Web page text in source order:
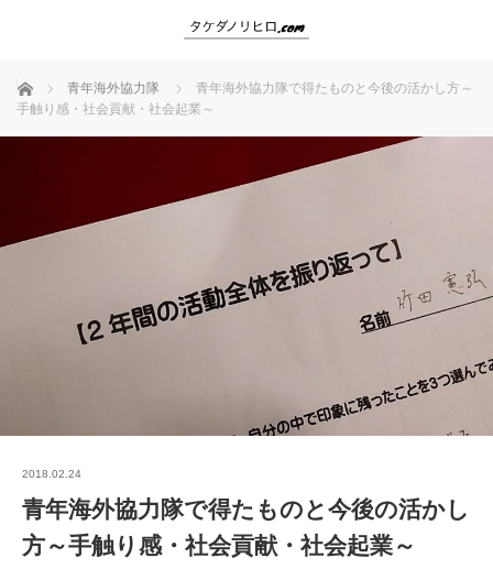
ホーム 青年海外協力隊
青年海外協力隊で得たものと今後の活かし方～
手触り感・社会貢献・社会起業～
2018.02.24
青年海外協力隊で得たものと今後の活かし
方～手触り感・社会貢献・社会起業～